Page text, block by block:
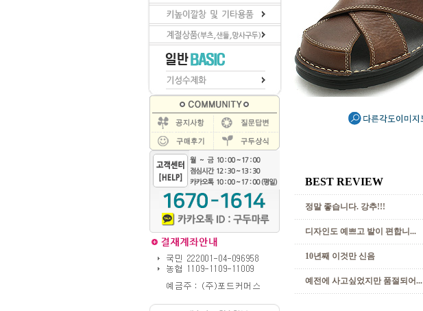
BEST REVIEW
정말 좋습니다. 강추!!!
디자인도 예쁘고 발이 편합니...
10년째 이것만 신음
예전에 사고싶었지만 품절되어...